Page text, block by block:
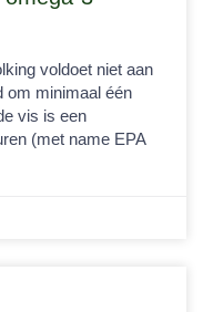
voldoet niet aan
om minimaal één
vis is een
(met name EPA